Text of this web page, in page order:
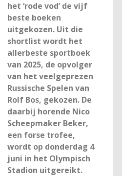
het ‘rode vod’ de vijf
beste boeken
uitgekozen. Uit die
shortlist wordt het
allerbeste sportboek
van 2025, de opvolger
van het veelgeprezen
Russische Spelen van
Rolf Bos, gekozen. De
daarbij horende Nico
Scheepmaker Beker,
een forse trofee,
wordt op donderdag 4
juni in het Olympisch
Stadion uitgereikt.